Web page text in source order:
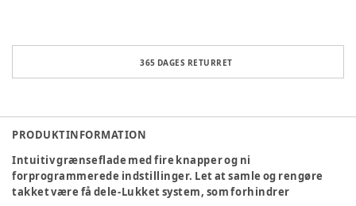
365 DAGES RETURRET
PRODUKTINFORMATION
Intuitiv grænseflade med fire knapper og ni
forprogrammerede indstillinger. Let at samle og rengøre
takket være få dele-Lukket system, som forhindrer